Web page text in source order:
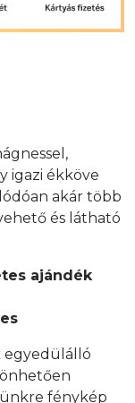
igazi ékköve
akár több
és látható
ajándék
egyedülálló
fénykép